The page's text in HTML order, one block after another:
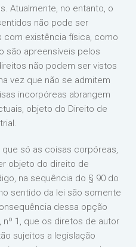
Atualmente, no entanto, o
não pode ser
com existência física, como
são apreensíveis pelos
não podem ser vistos
vez que não se admitem
incorpóreas abrangem
objeto do Direito de
que só as coisas corpóreas,
objeto do direito de
na sequência do § 90 do
sentido da lei são somente
dessa opção
nº 1, que os diretos de autor
sujeitos a legislação